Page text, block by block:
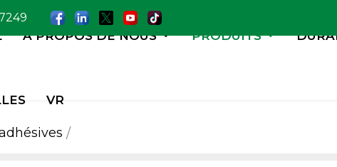
À PROPOS DE NOUS PRODUITS
VR